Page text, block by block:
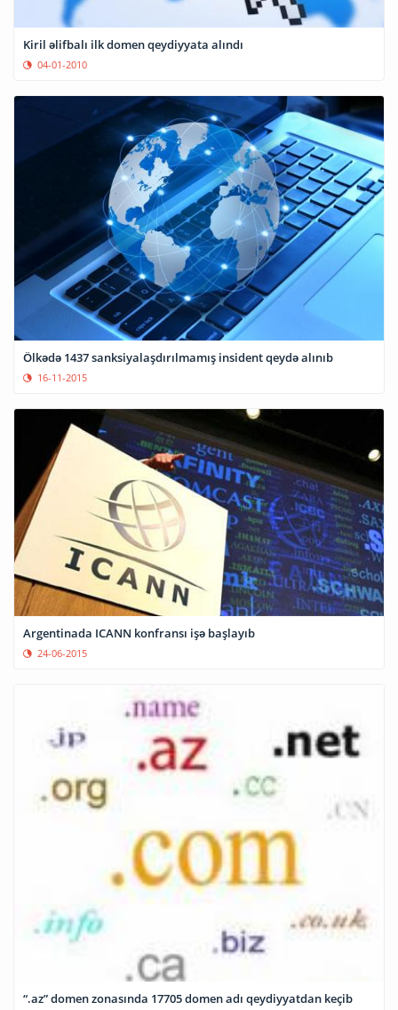
Kiril əlifbalı ilk domen qeydiyyata alındı
04-01-2010
Ölkədə 1437 sanksiyalaşdırılmamış insident qeydə alınıb
16-11-2015
Argentinada ICANN konfransı işə başlayıb
24-06-2015
“.az” domen zonasında 17705 domen adı qeydiyyatdan keçib